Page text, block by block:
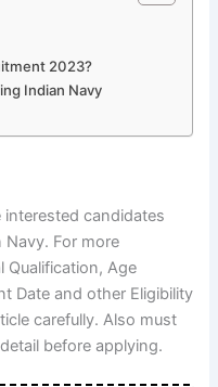
2023?
Indian Navy
candidates
For more
Qualification, Age
Date and other Eligibility
carefully. Also must
before applying.